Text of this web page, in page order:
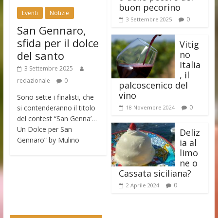
Eventi Notizie
San Gennaro,
sfida per il dolce
del santo
3 Settembre 2025
redazionale
0
Sono sette i finalisti, che
si contenderanno il titolo
del contest “San Genna’…
Un Dolce per San
Gennaro” by Mulino
buon pecorino
3 Settembre 2025 0
Vitig
no
Italia
, il
palcoscenico del
vino
18 Novembre 2024 0
Deliz
ia al
limo
ne o
Cassata siciliana?
2 Aprile 2024 0